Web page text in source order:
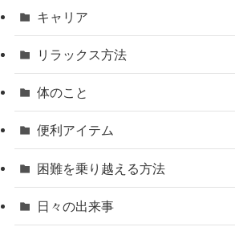
キャリア
リラックス方法
体のこと
便利アイテム
困難を乗り越える方法
日々の出来事